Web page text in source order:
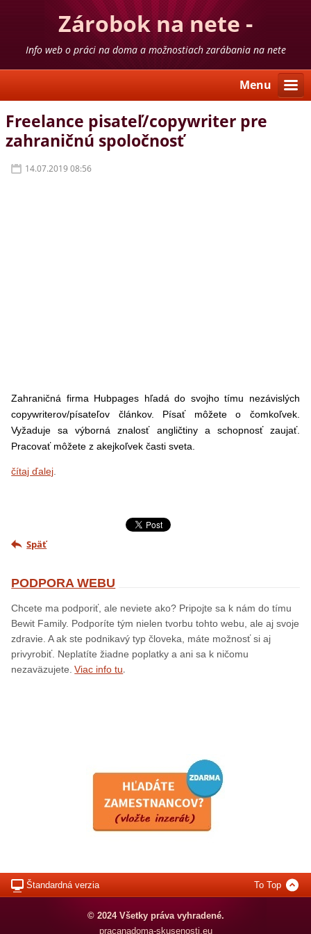
Zárobok na nete -
skúsenosti
Info web o práci na doma a možnostiach zarábania na nete
Menu
Freelance pisateľ/copywriter pre
zahraničnú spoločnosť
14.07.2019 08:56
Zahraničná firma Hubpages hľadá do svojho tímu nezávislých
copywriterov/písateľov článkov. Písať môžete o čomkoľvek.
Vyžaduje sa výborná znalosť angličtiny a schopnosť zaujať.
Pracovať môžete z akejkoľvek časti sveta.
čítaj ďalej
Späť
PODPORA WEBU
Chcete ma podporiť, ale neviete ako? Pripojte sa k nám do tímu
Bewit Family. Podporíte tým nielen tvorbu tohto webu, ale aj svoje
zdravie. A ak ste podnikavý typ človeka, máte možnosť si aj
privyrobiť. Neplatíte žiadne poplatky a ani sa k ničomu
nezaväzujete. Viac info tu.
Štandardná verzia To Top
© 2024 Všetky práva vyhradené.
pracanadoma-skusenosti.eu